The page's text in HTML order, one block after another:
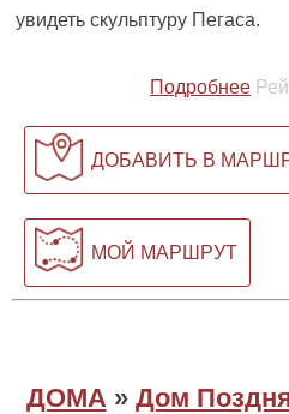
увидеть скульптуру Пегаса.
Подробнее
ДОБАВИТЬ В
МОЙ МАРШРУТ
ДОМА » Дом